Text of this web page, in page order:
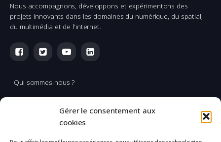
Gérer le consentement aux
cookies
Nous accompagnons, développons et expérimentons des
projets innovants dans les domaines du numérique, du spatial,
du multimédia et de l'internet.
Qui sommes-nous ?
Multimédia
Réalisation & production vidéo